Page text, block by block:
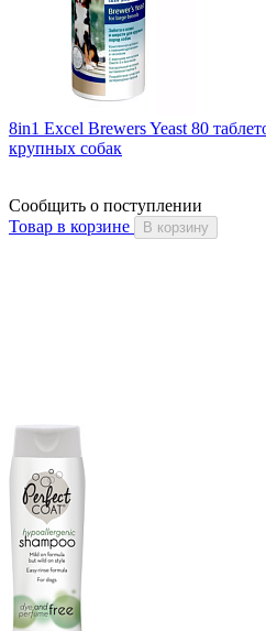
8in1 Excel Brewers Yeast 80
крупных собак
Сообщить о поступлении
Товар в корзине
В корзину